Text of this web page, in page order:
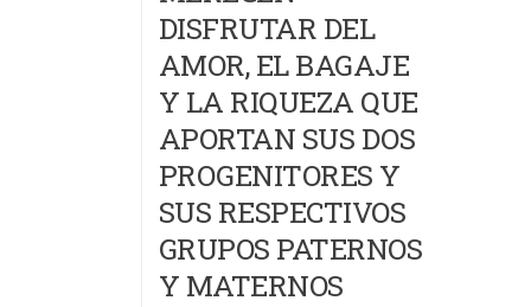
DISFRUTAR DEL
AMOR, EL BAGAJE
Y LA RIQUEZA QUE
APORTAN SUS DOS
PROGENITORES Y
SUS RESPECTIVOS
GRUPOS PATERNOS
Y MATERNOS